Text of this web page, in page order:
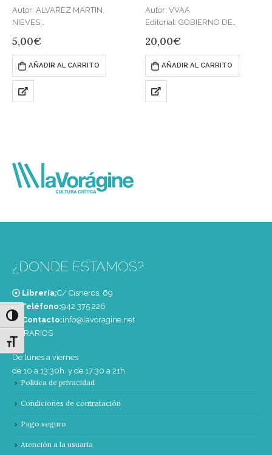
Alternar alto contraste
Alternar tamaño de letra
Autor: ALVAREZ MARTIN,
NIEVES
CANTABRIA
Publicado en: 2015
ISBN: 9789200033568
5,00€
AÑADIR AL CARRITO
Autor: VVAA
Editorial: GOBIERNO DE
Publicado en: 2017
ISBN: 9789200076756
20,00€
AÑADIR AL CARRITO
¿DONDE ESTAMOS?
Librería:C/ Cisneros, 69
Teléfono:‭942 375 226‬
Contacto:info@lavoragine.net
HORARIOS
De lunes a viernes
de 10 a 13:30h. y de 17:30 a 21h.
Política de privacidad
Condiciones de contratación
Pago seguro
Atención a la usuaria